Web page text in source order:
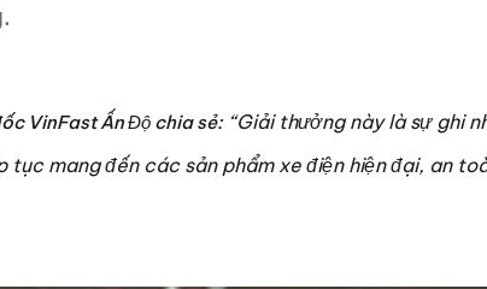
VinFast Ấn Độ chia sẻ: “Giải thưởng này là sự ghi
tục mang đến các sản phẩm xe điện hiện đại, an